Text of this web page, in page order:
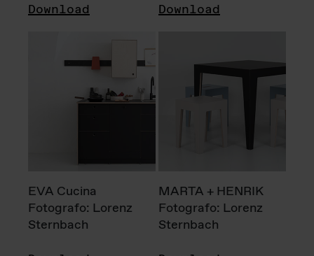
Download Download
EVA Cucina
Fotografo: Lorenz
Sternbach
MARTA + HENRIK
Fotografo: Lorenz
Sternbach